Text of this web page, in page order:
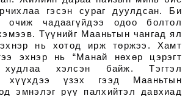
гэсэн сураг дуулдсан. Би
очиж чадаагүйдээ одоо болтол
Түүнийг Мааньтын чангад ял
нь хотод ирж төржээ. Хамт
эхнэр нь “Манай нөхөр цэрэгт
хэлсэн байж. Тэгтэл
хүүхдээ үзэх гээд Мааньтын
эмнэлэг рүү палхийтэл давхиад